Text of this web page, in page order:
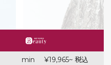
min ¥19,965~ 税込